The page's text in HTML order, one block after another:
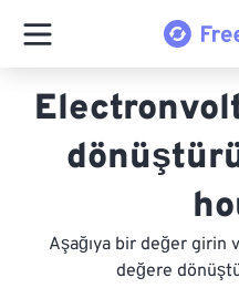
Aşağıya bir değer girin
değere